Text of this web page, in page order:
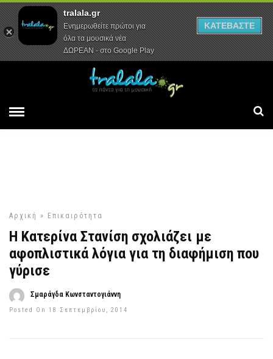
Αρχική Συνεντεύξεις Ρεπορτάζ
Αρχική » Επικαιρότητα
Η Κατερίνα Στανίση σχολιάζει με
αφοπλιστικά λόγια για τη διαφήμιση που
γύρισε
Σμαράγδα Κωνσταντογιάννη
Posted On 18 Σεπτεμβρίου, 2014
tralala.gr
Ενημερωθείτε πρώτοι για
όλα τα μουσικά νέα
ΔΩΡΕΑΝ - στο Google Play
ΚΑΤΕΒΑΣΤΕ